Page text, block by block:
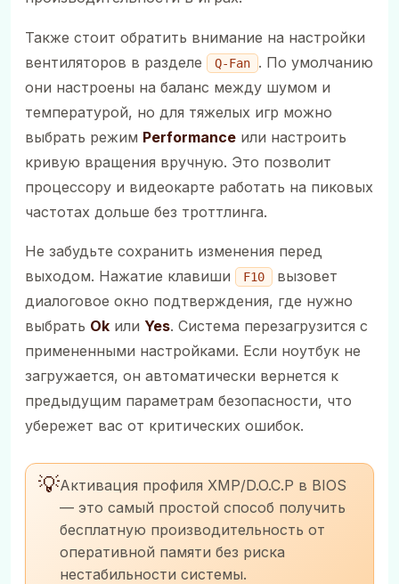
Также стоит обратить внимание на настройки
вентиляторов в разделе
Q-Fan
. По умолчанию
они настроены на баланс между шумом и
температурой, но для тяжелых игр можно
выбрать режим Performance или настроить
кривую вращения вручную. Это позволит
процессору и видеокарте работать на пиковых
частотах дольше без троттлинга.
Не забудьте сохранить изменения перед
выходом. Нажатие клавиши
F10
вызовет
диалоговое окно подтверждения, где нужно
выбрать Ok или Yes. Система перезагрузится с
примененными настройками. Если ноутбук не
загружается, он автоматически вернется к
предыдущим параметрам безопасности, что
убережет вас от критических ошибок.
💡Активация профиля XMP/D.O.C.P в BIOS
— это самый простой способ получить
бесплатную производительность от
оперативной памяти без риска
нестабильности системы.